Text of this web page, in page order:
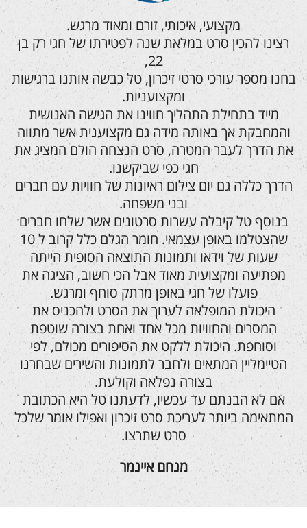
מקצועי, איכותי, זורם ומאוד מרגש.
רצינו להכין סרט במלאת שנה לפטירתו של חגי רק בן
22,
בחנו מספר עורכי סרטי זיכרון, טל כבשה אותנו ברגישות
ומקצועניות.
מייד בתחילת התהליך חווינו את הגישה האנושית
והמחבקת אך באותה מידה גם מקצוענית אשר מתווה
את הדרך לעבר המטרה, סרט הנצחה הולם המציג את
חגי כפי שביקשנו.
הדרך כללה גם יום צילום ראיונות של חוויות עם חברים
ובני משפחה.
בנוסף טל קיבלה עשרות סרטונים אשר שלחו חברים
שהצטלמו באופן עצמאי. חומר הגלם כלל קרוב ל 10
שעות של וידאו ותמונות התוצאה הסופית הייתה
מפתיעה ומקצועית מאוד אבל הכי חשוב, הציגה את
פועלו של חגי באופן מרתק סוחף ומרגש.
היכולת המופלאה לערוך את הסרט ולהכניס את
המסרים והחוויות מכל אחד ואחת בצורה שוטפת
וסוחפת. היכולת ללקט את הסיפורים מכולם, לפי
הטיימליין המתאים ולחבר לתמונות והשירים שבחרנו
בצורה נפלאה וקולעת.
אם לא הבנתם עד עכשיו, לדעתנו טל היא הכתובת
המתאימה ביותר לעריכת סרט זיכרון ואפילו אומר שלכל
סרט שתרצו.
מנחם איינמר